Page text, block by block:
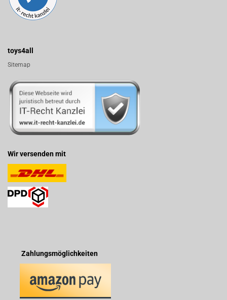
toys4all
Sitemap
Wir versenden mit
Zahlungsmöglichkeiten